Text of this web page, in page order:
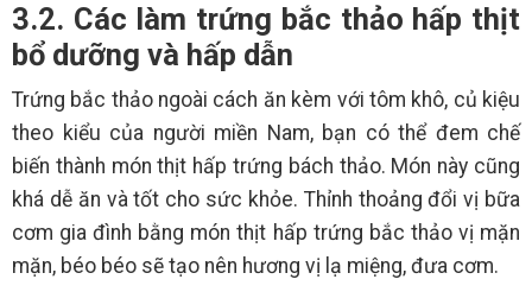
3.2. Các làm trứng bắc thảo hấp thịt
bổ dưỡng và hấp dẫn
Trứng bắc thảo ngoài cách ăn kèm với tôm khô, củ kiệu
theo kiểu của người miền Nam, bạn có thể đem chế
biến thành món thịt hấp trứng bách thảo. Món này cũng
khá dễ ăn và tốt cho sức khỏe. Thỉnh thoảng đổi vị bữa
cơm gia đình bằng món thịt hấp trứng bắc thảo vị mặn
mặn, béo béo sẽ tạo nên hương vị lạ miệng, đưa cơm.